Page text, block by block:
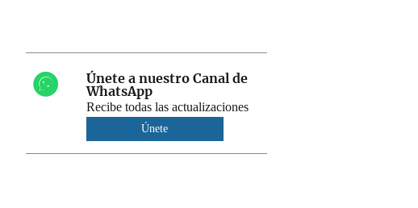
Únete a nuestro Canal de
WhatsApp
Recibe todas las actualizaciones
Únete